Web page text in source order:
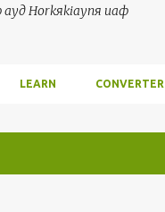
ayд Horkяkiaynя uaф
LEARN CONVERTER